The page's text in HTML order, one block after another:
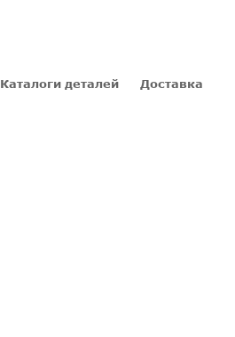
Каталоги деталей Доставка